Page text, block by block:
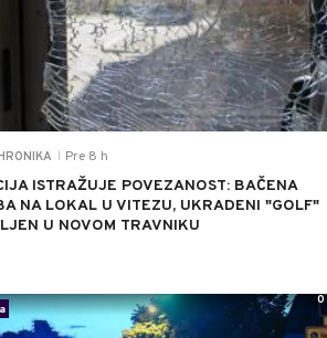
Pre 8 h
ISTRAŽUJE POVEZANOST: BAČENA
NA LOKAL U VITEZU, UKRADENI "GOLF"
U NOVOM TRAVNIKU
0